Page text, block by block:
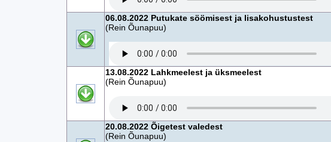
06.08.2022 Putukate söömisest ja lisakohustustest
(Rein Õunapuu)
13.08.2022 Lahkmeelest ja üksmeelest
(Rein Õunapuu)
20.08.2022 Õigetest valedest
(Rein Õunapuu)